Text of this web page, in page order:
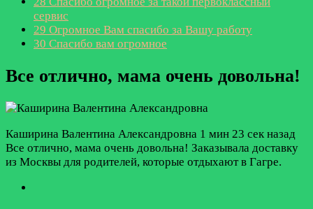
сервис
29 Огромное Вам спасибо за Вашу работу
30 Спасибо вам огромное
Все отлично, мама очень довольна!
Каширина Валентина Александровна 1 мин 23 сек назад
Все отлично, мама очень довольна! Заказывала доставку
из Москвы для родителей, которые отдыхают в Гагре.